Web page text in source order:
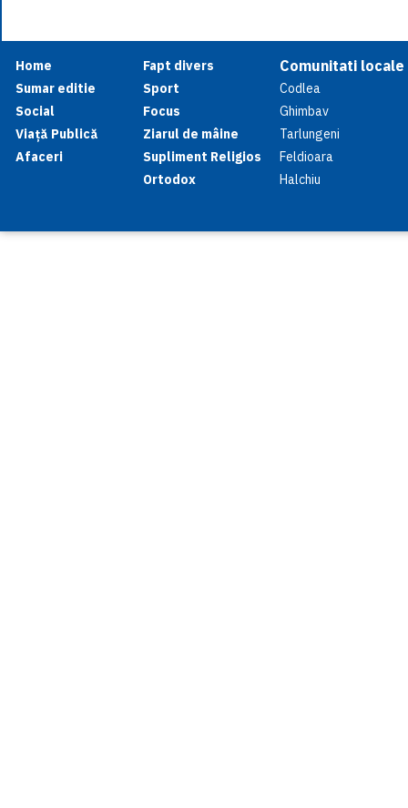
Home
Sumar editie
Social
Viață Publică
Afaceri
Fapt divers
Sport
Focus
Ziarul de mâine
Supliment Religios
Ortodox
Comunitati locale
Codlea
Ghimbav
Tarlungeni
Feldioara
Halchiu